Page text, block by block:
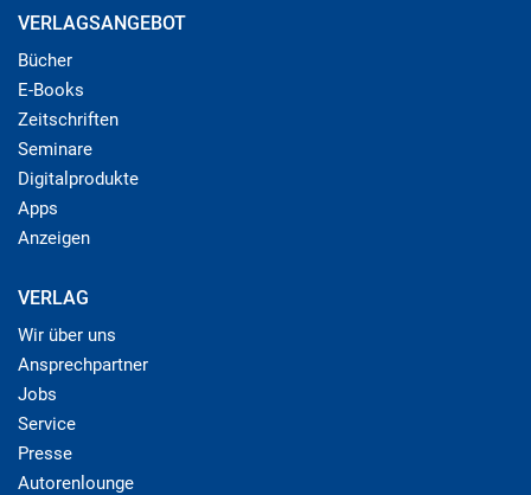
VERLAGSANGEBOT
Bücher
E-Books
Zeitschriften
Seminare
Digitalprodukte
Apps
Anzeigen
VERLAG
Wir über uns
Ansprechpartner
Jobs
Service
Presse
Autorenlounge